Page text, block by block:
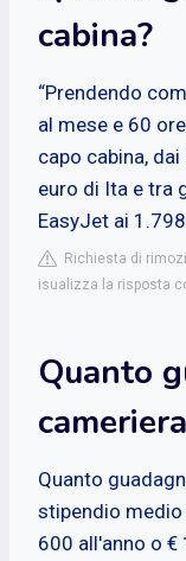
cabina?
“Prendendo
al mese e 60
capo cabina,
euro di Ita e tra
EasyJet ai
Richiesta di
isualizza la risposta
Quanto
Quanto
stipendio medio
600 all'anno o €